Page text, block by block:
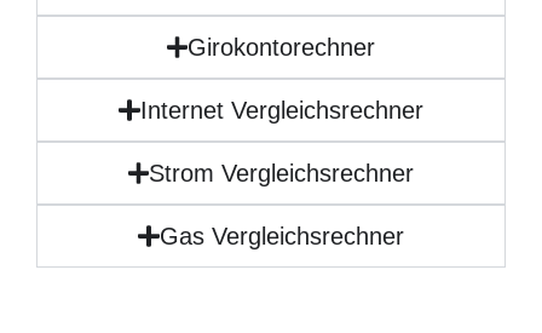
Girokontorechner
Internet Vergleichsrechner
Strom Vergleichsrechner
Gas Vergleichsrechner